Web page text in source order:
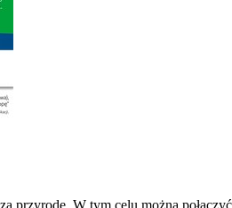
przyrodę. W tym celu można